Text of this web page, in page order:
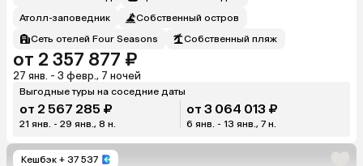
Атолл-заповедник
Собственный остров
Сеть отелей Four Seasons
Собственный пляж
от 2 357 877 ₽
27 янв. - 3 февр., 7 ночей
Выгодные туры на соседние даты
от 2 567 285 ₽
21 янв. - 29 янв., 8 н.
от 3 064 013 ₽
6 янв. - 13 янв., 7 н.
Кешбэк + 37 537